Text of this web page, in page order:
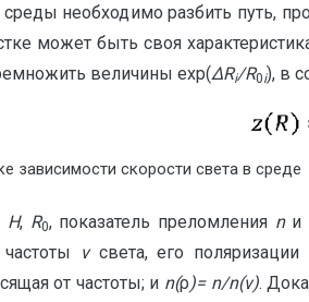
необходимо разбить путь,
может быть своя
величины exp(ΔRi/R0i), в
зависимости скорости света в среде
H, R0, показатель преломления nи
νсвета, его
от частоты; и n(ρ)= n/n(ν).